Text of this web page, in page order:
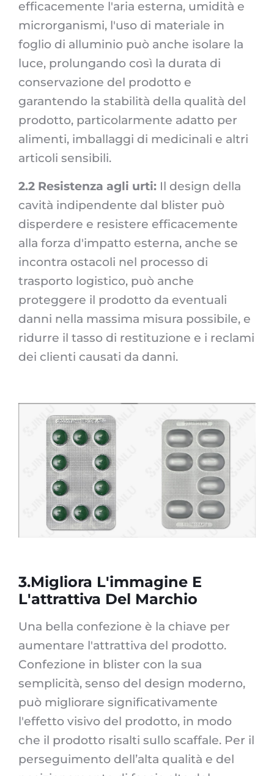
efficacemente l'aria esterna, umidità e
microrganismi, l'uso di materiale in
foglio di alluminio può anche isolare la
luce, prolungando così la durata di
conservazione del prodotto e
garantendo la stabilità della qualità del
prodotto, particolarmente adatto per
alimenti, imballaggi di medicinali e altri
articoli sensibili.
2.2 Resistenza agli urti: Il design della
cavità indipendente dal blister può
disperdere e resistere efficacemente
alla forza d'impatto esterna, anche se
incontra ostacoli nel processo di
trasporto logistico, può anche
proteggere il prodotto da eventuali
danni nella massima misura possibile, e
ridurre il tasso di restituzione e i reclami
dei clienti causati da danni.
3.Migliora L'immagine E
L'attrattiva Del Marchio
Una bella confezione è la chiave per
aumentare l'attrattiva del prodotto.
Confezione in blister con la sua
semplicità, senso del design moderno,
può migliorare significativamente
l'effetto visivo del prodotto, in modo
che il prodotto risalti sullo scaffale. Per il
perseguimento dell’alta qualità e del